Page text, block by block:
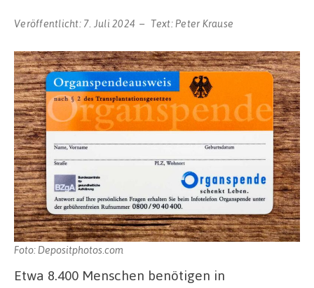
Veröffentlicht: 7. Juli 2024 Text:Peter Krause
Foto: Depositphotos.com
Etwa 8.400 Menschen benötigen in